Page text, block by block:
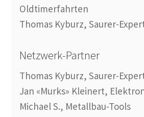
Oldtimerfahrten
Thomas Kyburz, Saurer-
Netzwerk-Partner
Thomas Kyburz, Saurer-
Jan «Murks» Kleinert,
Michael S., Metallbau-Tools